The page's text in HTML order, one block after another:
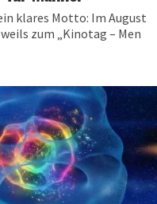
klares Motto: Im August
zum „Kinotag – Men